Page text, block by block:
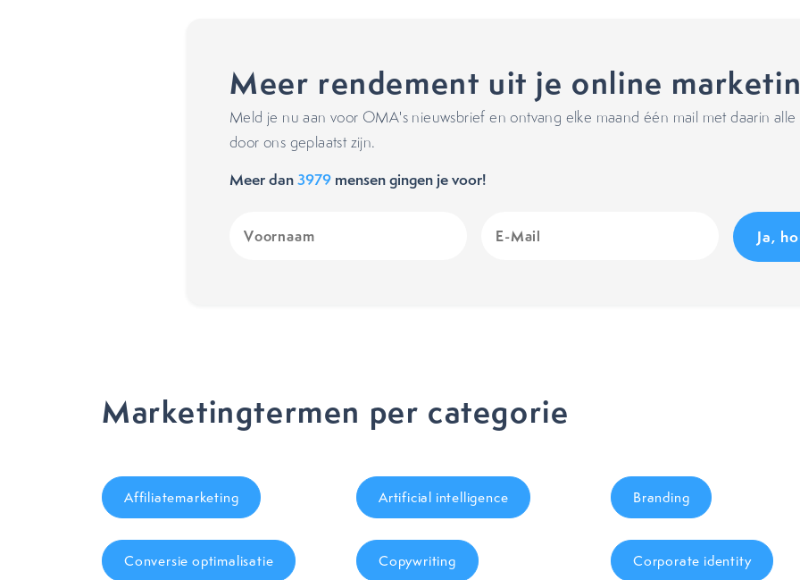
Meer rendement uit je online
Meld je nu aan voor OMA's nieuwsbrief en ontvang elke maand één mail met daarin
door ons geplaatst zijn.
Meer dan3979 mensen gingen je voor!
(Vereist)
Mail
Marketingtermen per categorie
Affiliatemarketing Artificial intelligence Branding
Conversie optimalisatie Copywriting Corporate identity